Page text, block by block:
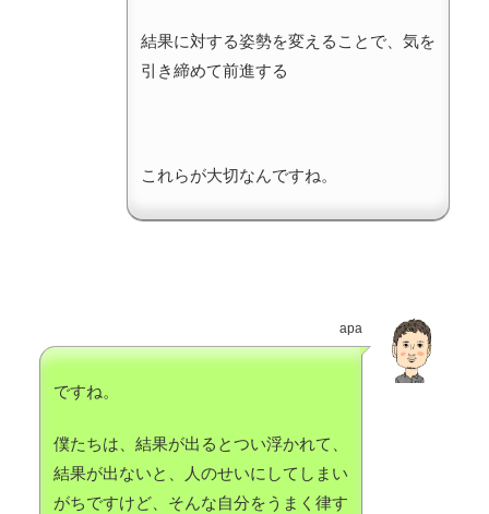
結果に対する姿勢を変えることで、気を
引き締めて前進する
これらが大切なんですね。
apa
ですね。
僕たちは、結果が出るとつい浮かれて、
結果が出ないと、人のせいにしてしまい
がちですけど、そんな自分をうまく律す